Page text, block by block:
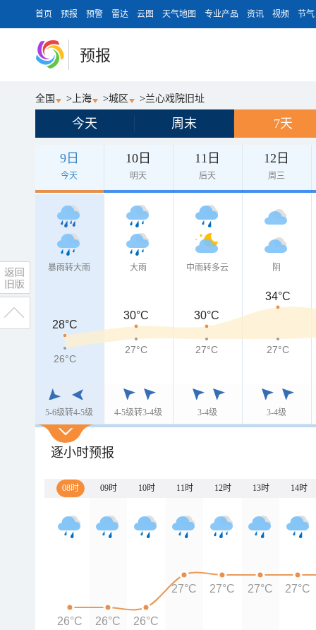
首页 预报 预警 雷达 云图 天气地图 专业产品 资讯 视频 节气
预报
全国 > 上海 >城区 >兰心戏院旧址
今天 周末 7天
9日
今天
10日
明天
11日
后天
12日
周三
暴雨转大雨
5-6级转4-5级
大雨
4-5级转3-4级
中雨转多云
3-4级
阴
3-4级
28°C
30°C 30°C
34°C
26°C
27°C 27°C 27°C
逐小时预报
08时 09时 10时 11时 12时 13时 14时
26°C 26°C 26°C
27°C 27°C 27°C 27°C